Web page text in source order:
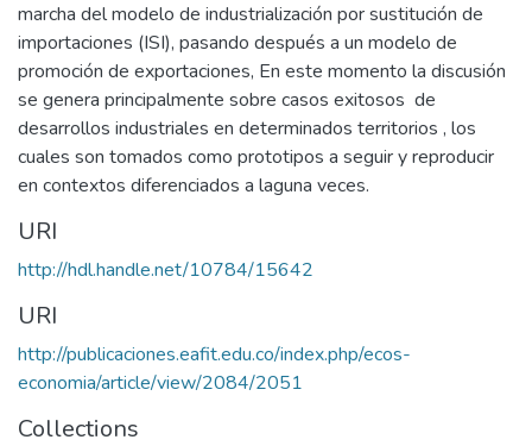
marcha del modelo de industrialización por sustitución de
importaciones (ISI), pasando después a un modelo de
promoción de exportaciones, En este momento la discusión
se genera principalmente sobre casos exitosos de
desarrollos industriales en determinados territorios , los
cuales son tomados como prototipos a seguir y reproducir
en contextos diferenciados a laguna veces.
URI
http://hdl.handle.net/10784/15642
URI
http://publicaciones.eafit.edu.co/index.php/ecos-
economia/article/view/2084/2051
Collections